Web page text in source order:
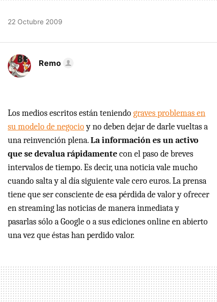
22 Octubre 2009
Remo
Los medios escritos están teniendograves problemas en
su modelo de negocioy no deben dejar de darle vueltas a
una reinvención plena.La información es un activo
que se devalua rápidamentecon el paso de breves
intervalos de tiempo. Es decir, una noticia vale mucho
cuando salta y al día siguiente vale cero euros. La prensa
tiene que ser consciente de esa pérdida de valor y ofrecer
en streaming las noticias de manera inmediata y
pasarlas sólo a Google o a sus ediciones online en abierto
una vez que éstas han perdido valor.